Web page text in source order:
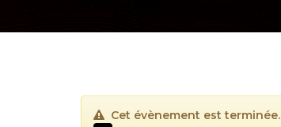
Cet évènement est terminée.